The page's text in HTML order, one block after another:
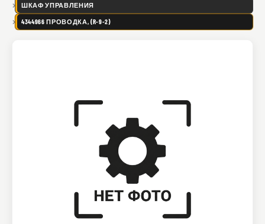
ШКАФ УПРАВЛЕНИЯ
4344966 ПРОВОДКА, (R-9-2)